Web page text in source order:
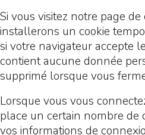
Si vous visitez notre page
installerons un cookie
si votre navigateur accepte
contient aucune donnée
supprimé lorsque vous
Lorsque vous vous
place un certain nombre de
vos informations de